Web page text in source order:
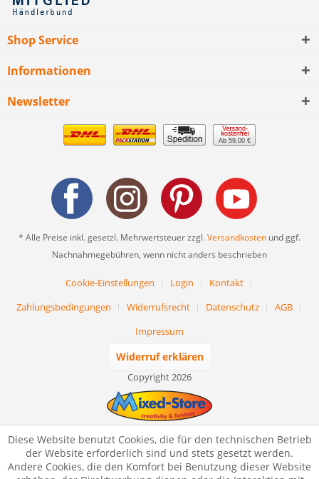
Shop Service
Informationen
Newsletter
Ab 59,00 €
* Alle Preise inkl. gesetzl. Mehrwertsteuer zzgl.Versandkosten und ggf.
Nachnahmegebühren, wenn nicht anders beschrieben
Cookie-Einstellungen Login
Kontakt
Zahlungsbedingungen
Widerrufsrecht Datenschutz
AGB
Impressum
Widerruf erklären
Copyright 2026
Diese Website benutzt Cookies, die für den technischen Betrieb
der Website erforderlich sind und stets gesetzt werden.
Andere Cookies, die den Komfort bei Benutzung dieser Website